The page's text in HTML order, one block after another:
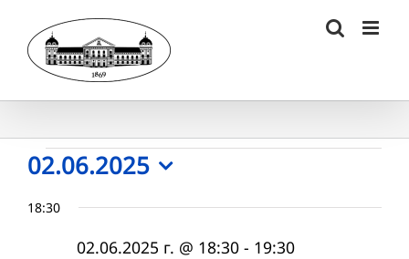
content
Събития
for
02.06.2025
02.06.2025
Select
date.
18:30
02.06.2025 г. @ 18:30 - 19:30